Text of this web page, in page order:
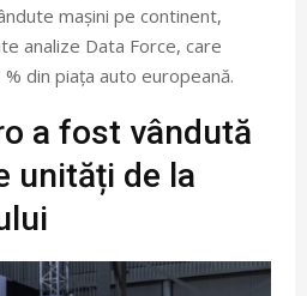
mașini pe continent,
analize Data Force, care
din piața auto europeană.
a fost vândută
unități de la